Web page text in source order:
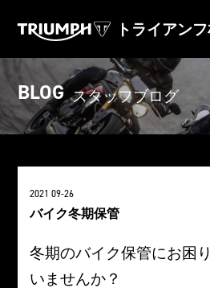
トライアン
BLOG スタッフブログ
2021 09-26
バイク冬期保管
冬期のバイク保管にお困
いませんか？